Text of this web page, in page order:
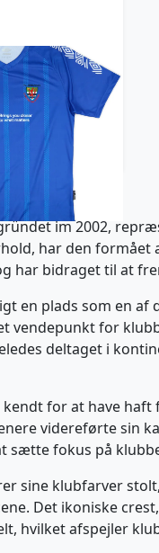
Home
(L)
ca. €35
kaufen
im 2002,
har den formået
har bidraget til at
en plads som en af
vendepunkt for
deltaget i
kendt for at have
videreførte sin
sætte fokus på
sine klubfarver
Det ikoniske
hvilket afspejler